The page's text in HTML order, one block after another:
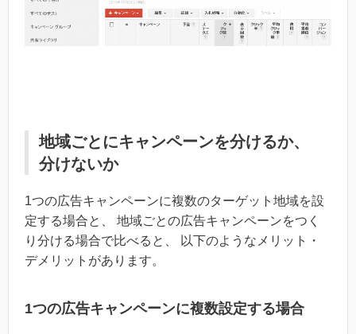
地域ごとにキャンペーンを分けるか、
分けないか
1つの広告キャンペーンに複数のターゲット地域を設
定する場合と、 地域ごとの広告キャンペーンをつく
り分ける場合で比べると、 以下のようなメリット・
デメリットがあります。
1つの広告キャンペーンに複数設定する場合